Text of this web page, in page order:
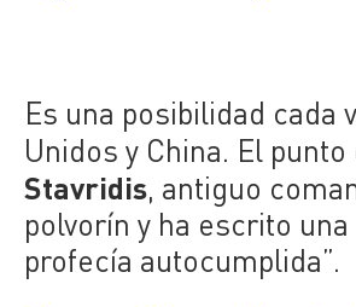
Es una posibilidad
Unidos y China. El
Stavridis, antiguo
polvorín y ha escrito
profecía autocumplida”.